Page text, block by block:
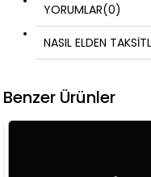
YORUMLAR(0)
NASIL ELDEN
Benzer Ürünler